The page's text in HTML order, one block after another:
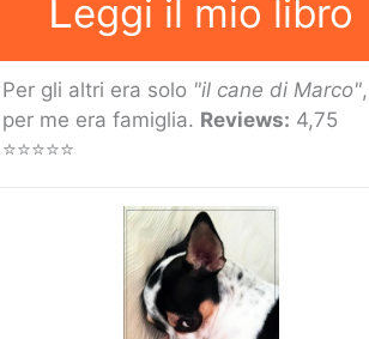
Leggi il mio libro
Per gli altri era solo "il cane di Marco",
per me era famiglia. Reviews: 4,75
⭐⭐⭐⭐⭐